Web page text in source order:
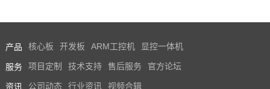
产品 核心板 开发板 ARM工控机 显控一体机
服务 项目定制 技术支持 售后服务 官方论坛
资讯 公司动态 行业资讯 视频合辑